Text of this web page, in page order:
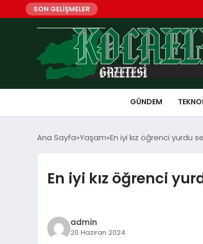
SON GELİŞMELER
GÜNDEM
Ana Sayfa Yaşam En iyi kız öğrenci yurdu
En iyi kız öğrenci
admin
20 Haziran 2024